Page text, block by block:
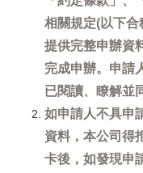
相關規定(以下
提供完整申辦資
完成申辦。申請
已閱讀、瞭解並
如申請人不具申
資料，本公司得
卡後，如發現申